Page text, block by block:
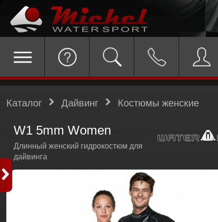
Каталог Дайвинг Костюмы женские
W1 5mm Women
Длинный женский гидрокостюм для
дайвинга